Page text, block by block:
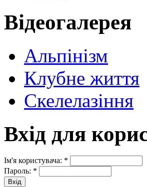
Відеогалерея
Альпінізм
Клубне життя
Скелелазіння
Вхід для
Ім'я користувача: *
Пароль: *